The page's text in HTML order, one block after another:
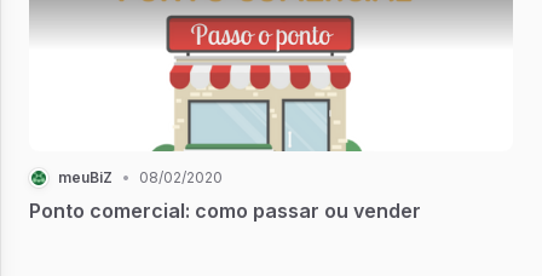
meuBiZ • 08/02/2020
Ponto comercial: como passar ou vender